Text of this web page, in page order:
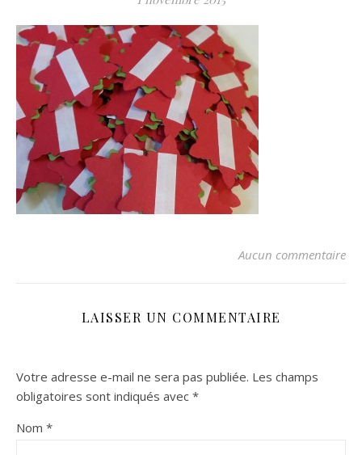
Aucun commentaire
LAISSER UN COMMENTAIRE
Votre adresse e-mail ne sera pas publiée. Les champs
obligatoires sont indiqués avec *
Nom *